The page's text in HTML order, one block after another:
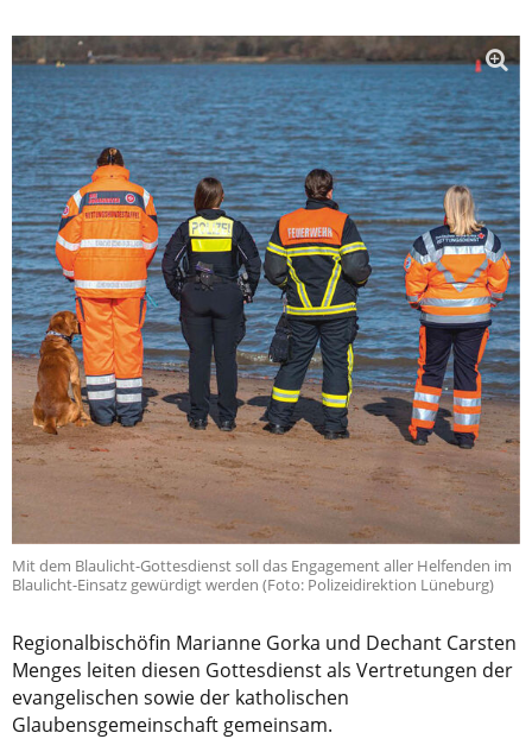
Mit dem Blaulicht-Gottesdienst soll das Engagement aller Helfenden im
Blaulicht-Einsatz gewürdigt werden (Foto: Polizeidirektion Lüneburg)
Regionalbischöfin Marianne Gorka und Dechant Carsten
Menges leiten diesen Gottesdienst als Vertretungen der
evangelischen sowie der katholischen
Glaubensgemeinschaft gemeinsam.